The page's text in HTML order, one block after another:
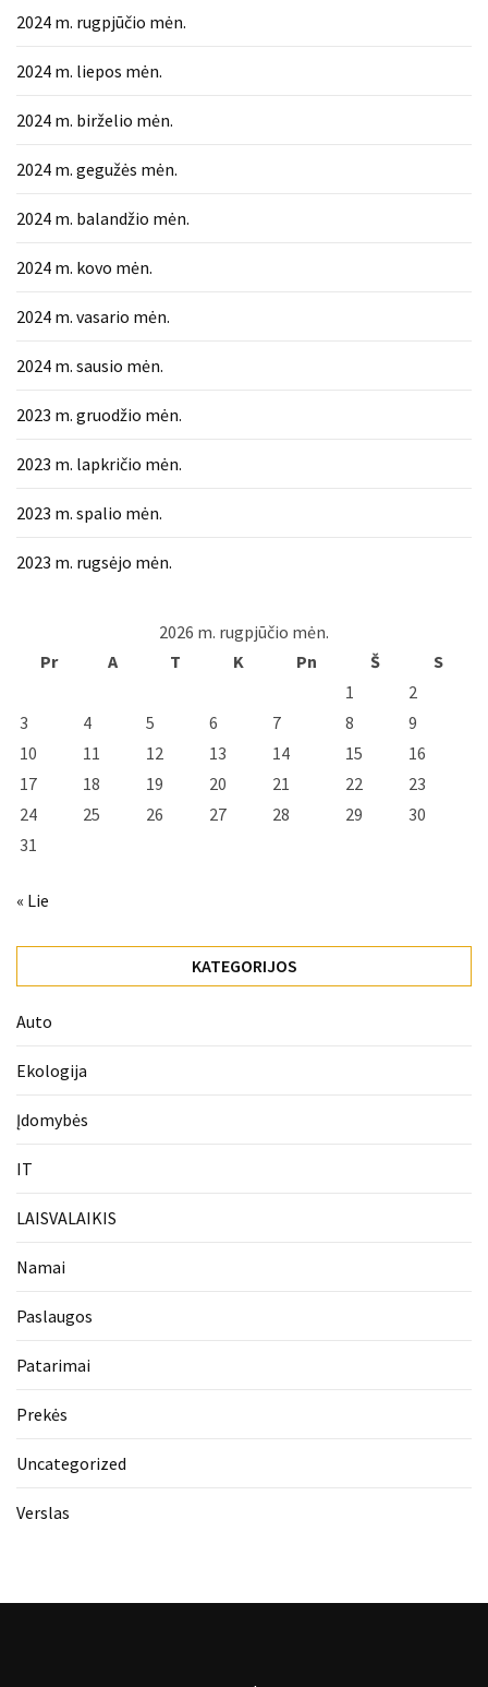
2024 m. rugpjūčio mėn.
2024 m. liepos mėn.
2024 m. birželio mėn.
2024 m. gegužės mėn.
2024 m. balandžio mėn.
2024 m. kovo mėn.
2024 m. vasario mėn.
2024 m. sausio mėn.
2023 m. gruodžio mėn.
2023 m. lapkričio mėn.
2023 m. spalio mėn.
2023 m. rugsėjo mėn.
2026 m. rugpjūčio mėn.
Pr
A T K Pn Š
S
1
2
3
4 5 6 7 8
9
10
11 12 13 14 15
16
17
18 19 20 21 22
23
24
25 26 27 28 29
30
31
« Lie
KATEGORIJOS
Auto
Ekologija
Įdomybės
IT
LAISVALAIKIS
Namai
Paslaugos
Patarimai
Prekės
Uncategorized
Verslas